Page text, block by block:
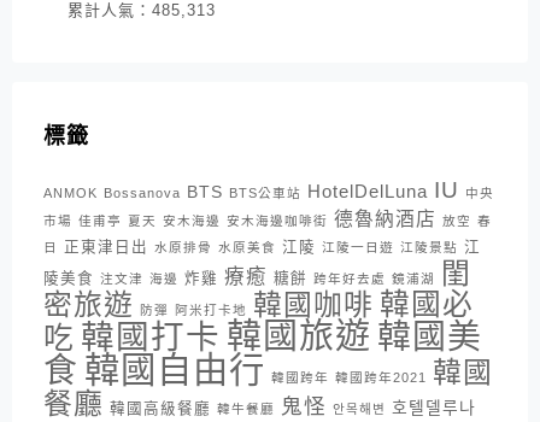
累計人氣： 485,313
標籤
ANMOK Bossanova BTS BTS公車站 HotelDelLuna IU
中央
市場 佳甫亭 夏天 安木海邊 安木海邊咖啡街 德魯納酒店 放空 春
日
正東津日出 水原排骨 水原美食 江陵 江陵一日遊 江陵景點 江
陵美食 注文津 海邊 炸雞 療癒 糖餅 跨年好去處 鏡浦湖
閨
密旅遊
防彈 阿米打卡地 韓國咖啡 韓國必
吃 韓國打卡 韓國旅遊 韓國美
食 韓國自由行 韓國跨年 韓國跨年2021 韓國
餐廳 韓國高級餐廳 韓牛餐廳 鬼怪 안목해변 호텔델루나